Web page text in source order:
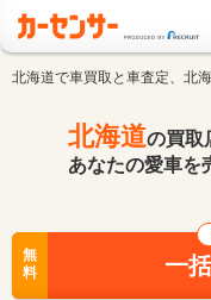
北海道で車買取と車査定、北
北海道の買取
あなたの愛車を
無
料
一